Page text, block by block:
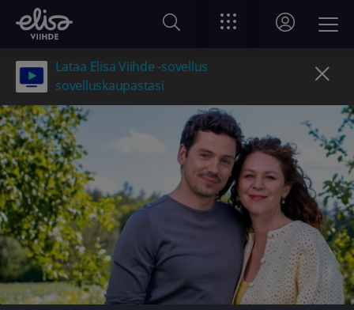
Lataa Elisa Viihde -sovellus
sovelluskaupastasi